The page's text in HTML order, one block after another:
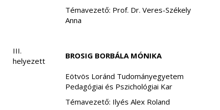
Témavezető: Prof. Dr. Veres-Székely
Anna
III.
helyezett
BROSIG BORBÁLA MÓNIKA
Eötvös Loránd Tudományegyetem
Pedagógiai és Pszichológiai Kar
Témavezető: Ilyés Alex Roland